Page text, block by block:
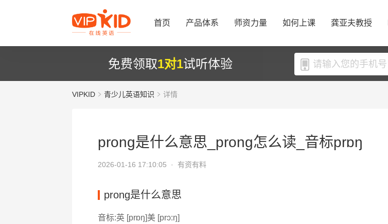
首页 产品体系 师资力量 如何上课 龚亚夫教授
免费领取1对1试听体验
VIPKID 青少儿英语知识 详情
prong是什么意思_prong怎么读_音标prɒŋ
2026-01-16 17:10:05 · 有资有料
prong是什么意思
音标:英 [prɒŋ]美 [prɔ:ŋ]